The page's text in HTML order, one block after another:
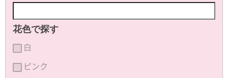
花色で探す
白
ピンク